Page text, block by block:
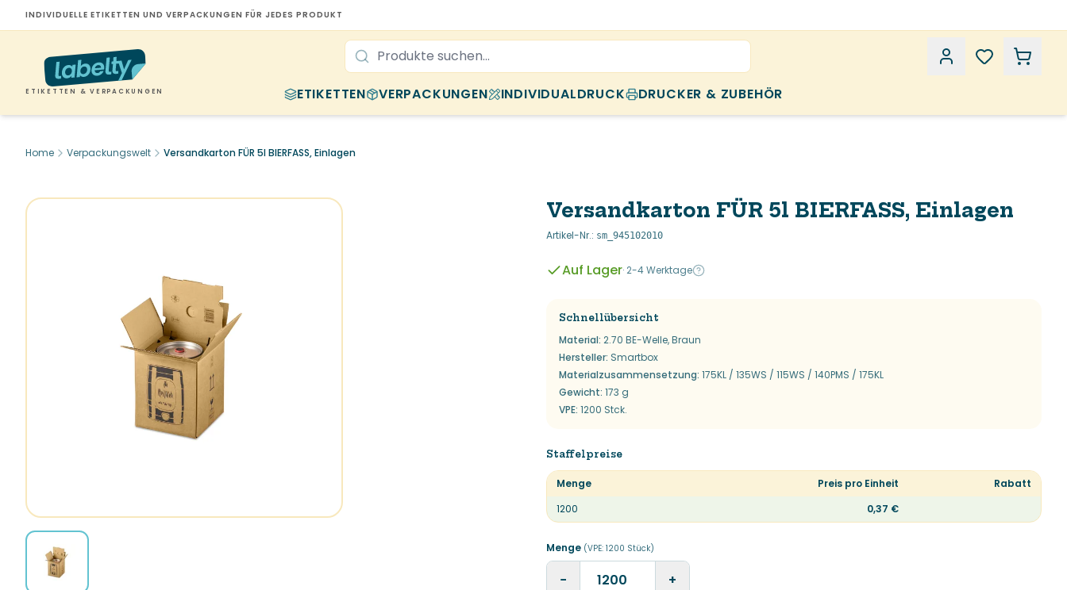
INDIVIDUELLE ETIKETTEN UND VERPACKUNGEN FÜR JEDES PRODUKT
ETIKETTEN & VERPACKUNGEN ETIKETTEN VERPACKUNGEN INDIVIDUALDRUCK DRUCKER & ZUBEHÖR
Home Verpackungswelt Versandkarton FÜR 5l BIERFASS, Einlagen
Versandkarton FÜR 5l BIERFASS, Einlagen
Artikel-Nr.: sm_945102010
Auf Lager· 2-4 Werktage
Schnellübersicht
Material: 2.70 BE-Welle, Braun
Hersteller: Smartbox
Materialzusammensetzung: 175KL / 135WS / 115WS / 140PMS / 175KL
Gewicht: 173 g
VPE: 1200 Stck.
Staffelpreise
Menge Preis pro Einheit
Rabatt
1200
0,37 €
Menge (VPE: 1200 Stück)
− +